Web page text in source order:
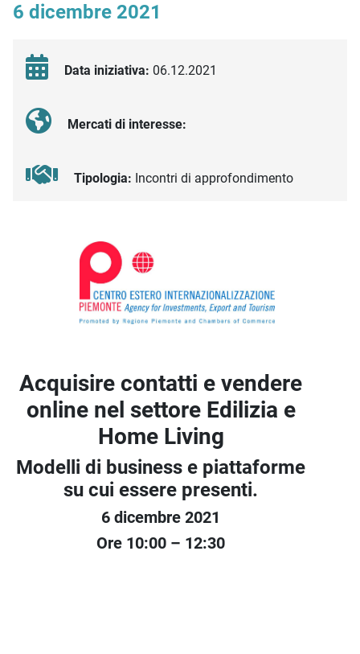
6 dicembre 2021
Data iniziativa: 06.12.2021
Mercati di interesse:
Tipologia: Incontri di approfondimento
Descrizione iniziativa
Acquisire contatti e vendere
online nel settore Edilizia e
Home Living
Modelli di business e piattaforme
su cui essere presenti.
6 dicembre 2021
Ore 10:00 – 12:30